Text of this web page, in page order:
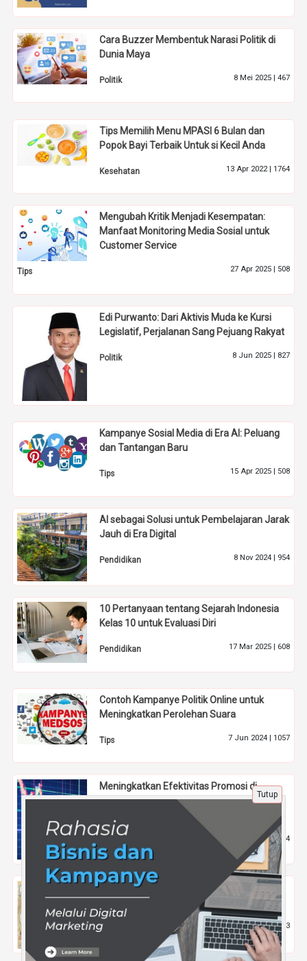
Cara Buzzer Membentuk Narasi Politik di
Dunia Maya
Politik 8 Mei 2025 | 467
Tips Memilih Menu MPASI 6 Bulan dan
Popok Bayi Terbaik Untuk si Kecil Anda
Kesehatan 13 Apr 2022 | 1764
Mengubah Kritik Menjadi Kesempatan:
Manfaat Monitoring Media Sosial untuk
Customer Service
Tips 27 Apr 2025 | 508
Edi Purwanto: Dari Aktivis Muda ke Kursi
Legislatif, Perjalanan Sang Pejuang Rakyat
Politik 8 Jun 2025 | 827
Kampanye Sosial Media di Era AI: Peluang
dan Tantangan Baru
Tips 15 Apr 2025 | 508
AI sebagai Solusi untuk Pembelajaran Jarak
Jauh di Era Digital
Pendidikan 8 Nov 2024 | 954
10 Pertanyaan tentang Sejarah Indonesia
Kelas 10 untuk Evaluasi Diri
Pendidikan 17 Mar 2025 | 608
Contoh Kampanye Politik Online untuk
Meningkatkan Perolehan Suara
Tips 7 Jun 2024 | 1057
Meningkatkan Efektivitas Promosi di
Sosmed melalui Rajakomen.com untuk
3 Jun 2025 |474
Sejarah Peta Dunia, Evolusi dari Masa ke
Masa hingga Era Digital
Pendidikan 7 Jun 2024 |2033
Tutup